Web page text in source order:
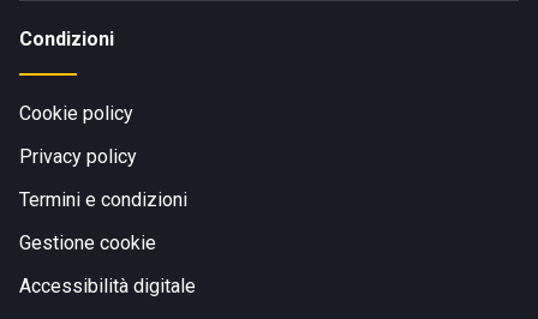
Condizioni
Cookie policy
Privacy policy
Termini e condizioni
Gestione cookie
Accessibilità digitale